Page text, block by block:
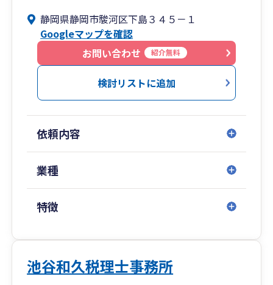
1.クラウド会計の活用： 資金繰り、業務効率、利
益構造など、お客様が抱える課題に対し、リアル
タイムデータを駆使して迅速に本質的な解決策を
導き出します。データに基づいた戦略的なアドバ
イスで、未来への不安を解消します。
営戦略に至るまで、幅広い専門知識をワンストッ
プで提供。お客様が新しい成長を迎え、その後も
継続的に発展していくための盤石な基盤づくりを
3.いかなる困難も乗り越える伴走支援： 私たちは
ジネスに深く入り込み、情熱と専門性をもって困
で、予期せぬ問題や難局に直面した時こそ、確か
静岡県静岡市駿河区下島３４５－１
Googleマップを確認
お問い合わせ
紹介無料
検討リストに追加
依頼内容
業種
特徴
池谷和久税理士事務所